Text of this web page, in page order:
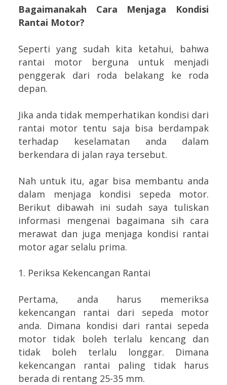
Bagaimanakah Cara Menjaga Kondisi
Rantai Motor?
Seperti yang sudah kita ketahui, bahwa
rantai motor berguna untuk menjadi
penggerak dari roda belakang ke roda
depan.
Jika anda tidak memperhatikan kondisi dari
rantai motor tentu saja bisa berdampak
terhadap keselamatan anda dalam
berkendara di jalan raya tersebut.
Nah untuk itu, agar bisa membantu anda
dalam menjaga kondisi sepeda motor.
Berikut dibawah ini sudah saya tuliskan
informasi mengenai bagaimana sih cara
merawat dan juga menjaga kondisi rantai
motor agar selalu prima.
1. Periksa Kekencangan Rantai
Pertama, anda harus memeriksa
kekencangan rantai dari sepeda motor
anda. Dimana kondisi dari rantai sepeda
motor tidak boleh terlalu kencang dan
tidak boleh terlalu longgar. Dimana
kekencangan rantai paling tidak harus
berada di rentang 25-35 mm.